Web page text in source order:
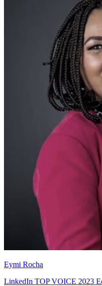
Eymi Rocha
LinkedIn TOP VOICE 2023